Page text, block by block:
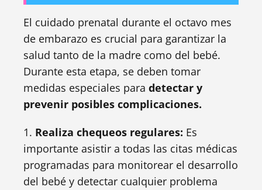
El cuidado prenatal durante el octavo mes
de embarazo es crucial para garantizar la
salud tanto de la madre como del bebé.
Durante esta etapa, se deben tomar
medidas especiales para detectar y
prevenir posibles complicaciones.
1. Realiza chequeos regulares: Es
importante asistir a todas las citas médicas
programadas para monitorear el desarrollo
del bebé y detectar cualquier problema